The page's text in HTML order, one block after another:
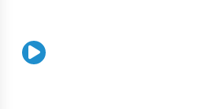
